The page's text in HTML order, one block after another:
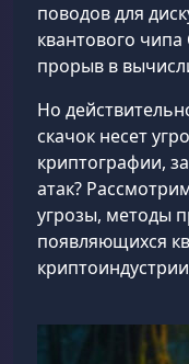
поводов для
квантового чипа
прорыв в
Но
скачок несет
криптографии,
атак?
угрозы, методы
появляющихся